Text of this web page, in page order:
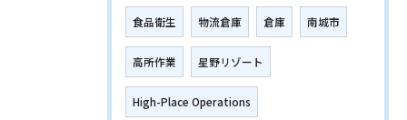
食品衛生 物流倉庫 倉庫 南城市
高所作業 星野リゾート
High-Place Operations